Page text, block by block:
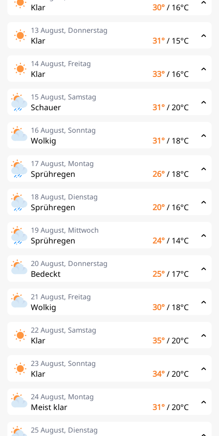
Klar 30°/ 16°C
13 August, Donnerstag
Klar 31°/ 15°C
14 August, Freitag
Klar 33°/ 16°C
15 August, Samstag
Schauer 31°/20°C
16 August, Sonntag
Wolkig 31°/ 18°C
17 August, Montag
Sprühregen 26°/ 18°C
18 August, Dienstag
Sprühregen 20°/ 16°C
19 August, Mittwoch
Sprühregen 24°/ 14°C
20 August, Donnerstag
Bedeckt 25°/ 17°C
21 August, Freitag
Wolkig 30°/ 18°C
22 August, Samstag
Klar 35°/20°C
23 August, Sonntag
Klar 34°/20°C
24 August, Montag
Meist klar 31°/20°C
25 August, Dienstag